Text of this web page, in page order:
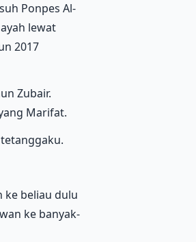
Ponpes Al-
lewat
2017
Zubair.
Marifat.
ke beliau dulu
ke banyak-